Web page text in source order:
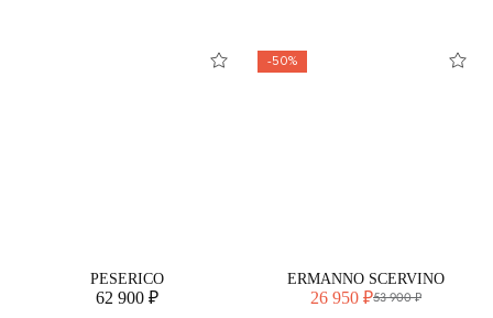
PESERICO
62 900 ₽
-50%
ERMANNO SCERVINO
26 950 ₽53 900 ₽